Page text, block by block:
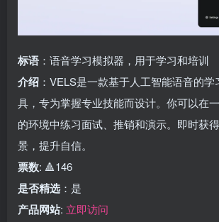
标语 ：语音学习模拟器，用于学习和培训
介绍 ：VELS是一款基于人工智能语音的
具，专为掌握专业技能而设计。你可以在
的环境中练习面试、推销和演示。即时获
景，提升自信。
票数: 🔺146
是否精选 ：是
产品网站: 立即访问